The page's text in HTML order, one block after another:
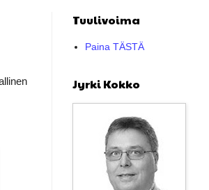
Tuulivoima
Paina TÄSTÄ
Jyrki Kokko